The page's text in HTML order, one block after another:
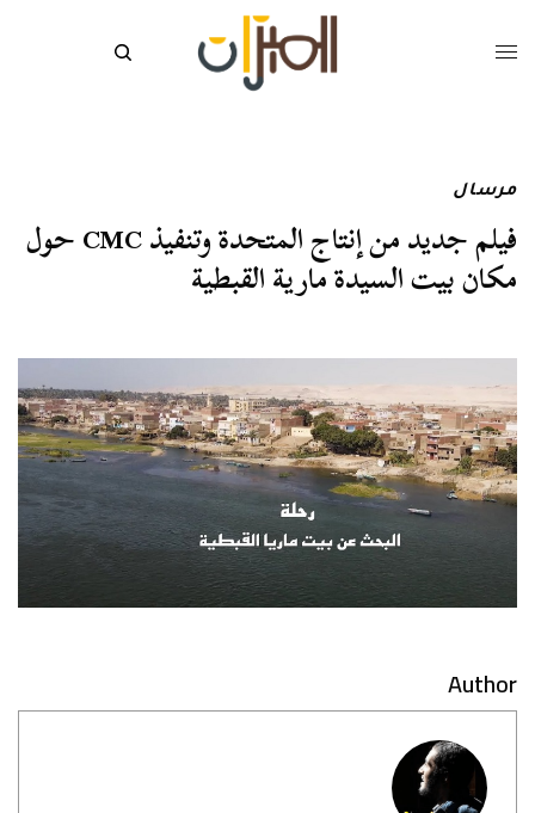
مرسال
فيلم جديد من إنتاج المتحدة وتنفيذ CMC حول
مكان بيت السيدة مارية القبطية
Author